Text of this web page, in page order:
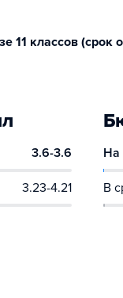
11 классов (срок
3.6-3.6
3.23-4.21
На
В